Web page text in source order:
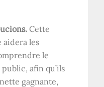
Cette
les
le
afin qu’ils
gagnante,